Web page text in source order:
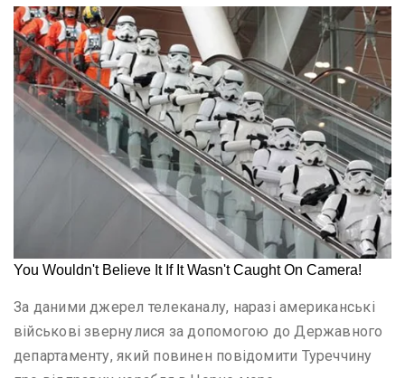
За даними джерел телеканалу, наразі американські
військові звернулися за допомогою до Державного
департаменту, який повинен повідомити Туреччину